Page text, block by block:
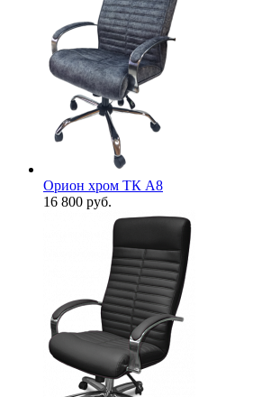
Орион хром ТК А8
16 800 руб.